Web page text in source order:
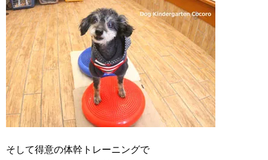
そして得意の体幹トレーニングで